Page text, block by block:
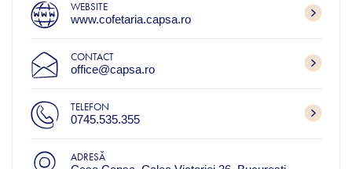
WEBSITE
www.cofetaria.capsa.ro
CONTACT
office@capsa.ro
TELEFON
0745.535.355
ADRESĂ